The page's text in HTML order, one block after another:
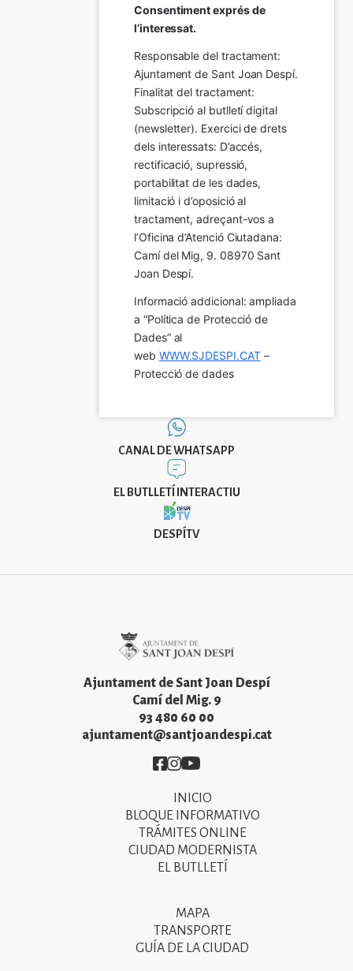
Consentiment exprés de
l’interessat.
Responsable del tractament:
Ajuntament de Sant Joan Despí.
Finalitat del tractament:
Subscripció al butlletí digital
(newsletter). Exercici de drets
dels interessats: D’accés,
rectificació, supressió,
portabilitat de les dades,
limitació i d’oposició al
tractament, adreçant-vos a
l’Oficina d’Atenció Ciutadana:
Camí del Mig, 9. 08970 Sant
Joan Despí.
Informació addicional: ampliada
a “Política de Protecció de
Dades” al
web WWW.SJDESPI.CAT –
Protecció de dades
CANAL DE WHATSAPP
EL BUTLLETÍ INTERACTIU
DESPÍTV
Ajuntament de Sant Joan Despí
Camí del Mig. 9
93 480 60 00
ajuntament@santjoandespi.cat
Imatge
Imatge
Imatge
INICIO
BLOQUE INFORMATIVO
TRÁMITES ONLINE
CIUDAD MODERNISTA
EL BUTLLETÍ
MAPA
TRANSPORTE
GUÍA DE LA CIUDAD